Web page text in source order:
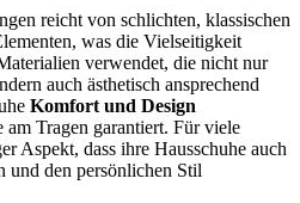
reicht von schlichten, klassischen
was die Vielseitigkeit
verwendet, die nicht nur
auch ästhetisch ansprechend
Komfort und Design
am Tragen garantiert. Für viele
Aspekt, dass ihre Hausschuhe auch
und den persönlichen Stil